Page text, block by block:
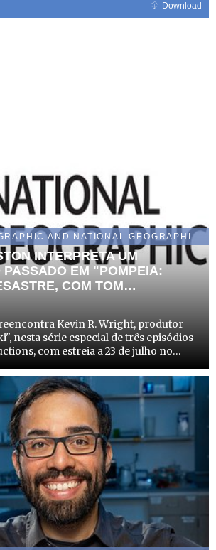
Download
NATIONAL GEOGRAPHIC AND NATIONAL GEOGRAPHIC WILD
INTERPRETA UM
PASSADO EM "POMPEIA:
COM TOM
A INOVADORA INVESTIGAÇÃO
GEOGRAPHIC SOBRE AS
DA CIDADE
Kevin R. Wright, produtor
nesta série especial de três episódios
com estreia a 23 de julho no